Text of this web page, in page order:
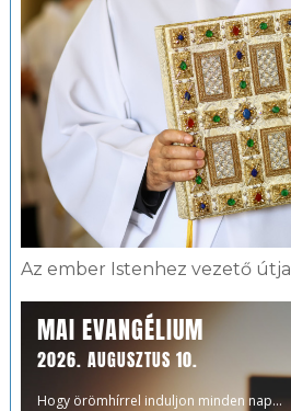
Az ember Istenhez vezető útja
MAI EVANGÉLIUM
2026. AUGUSZTUS 10.
Hogy örömhírrel induljon minden nap...